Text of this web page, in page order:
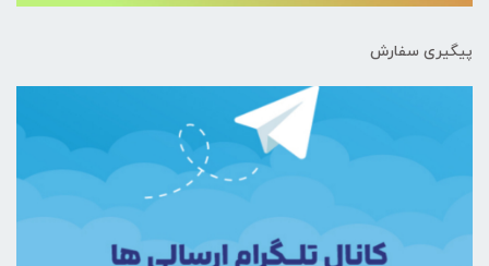
پیگیری سفارش